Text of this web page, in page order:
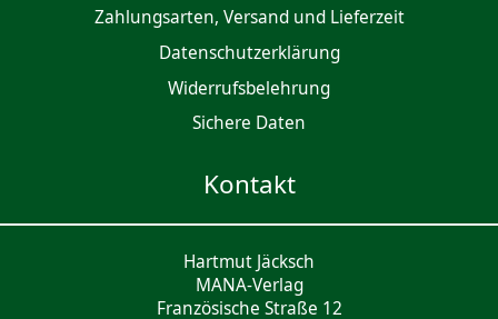
Zahlungsarten, Versand und Lieferzeit
Daten­schutz­er­klärung
Widerrufsbelehrung
Sichere Daten
Kontakt
Hartmut Jäcksch
MANA-Verlag
Französische Straße 12